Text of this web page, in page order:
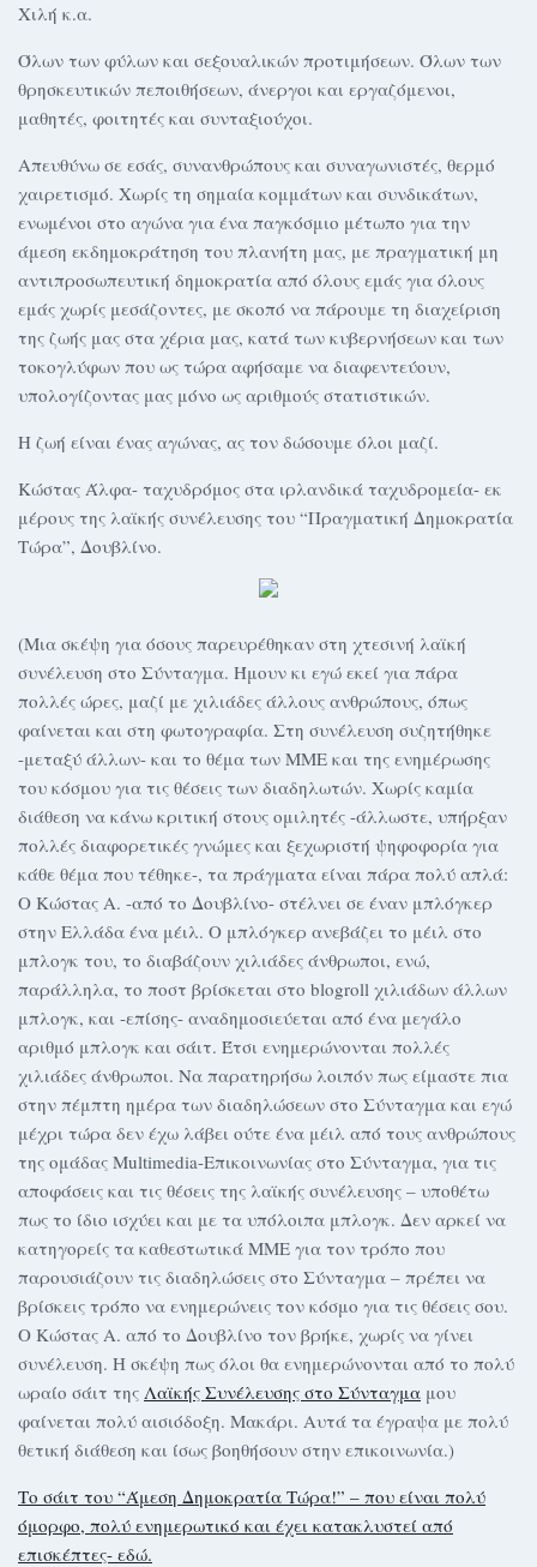
Χιλή κ.α.
Όλων των φύλων και σεξουαλικών προτιμήσεων. Όλων των
θρησκευτικών πεποιθήσεων, άνεργοι και εργαζόμενοι,
μαθητές, φοιτητές και συνταξιούχοι.
Απευθύνω σε εσάς, συνανθρώπους και συναγωνιστές, θερμό
χαιρετισμό. Χωρίς τη σημαία κομμάτων και συνδικάτων,
ενωμένοι στο αγώνα για ένα παγκόσμιο μέτωπο για την
άμεση εκδημοκράτηση του πλανήτη μας, με πραγματική μη
αντιπροσωπευτική δημοκρατία από όλους εμάς για όλους
εμάς χωρίς μεσάζοντες, με σκοπό να πάρουμε τη διαχείριση
της ζωής μας στα χέρια μας, κατά των κυβερνήσεων και των
τοκογλύφων που ως τώρα αφήσαμε να διαφεντεύουν,
υπολογίζοντας μας μόνο ως αριθμούς στατιστικών.
Η ζωή είναι ένας αγώνας, ας τον δώσουμε όλοι μαζί.
Κώστας Άλφα- ταχυδρόμος στα ιρλανδικά ταχυδρομεία- εκ
μέρους της λαϊκής συνέλευσης του “Πραγματική Δημοκρατία
Τώρα”, Δουβλίνο.
(Μια σκέψη για όσους παρευρέθηκαν στη χτεσινή λαϊκή
συνέλευση στο Σύνταγμα. Ήμουν κι εγώ εκεί για πάρα
πολλές ώρες, μαζί με χιλιάδες άλλους ανθρώπους, όπως
φαίνεται και στη φωτογραφία. Στη συνέλευση συζητήθηκε
-μεταξύ άλλων- και το θέμα των ΜΜΕ και της ενημέρωσης
του κόσμου για τις θέσεις των διαδηλωτών. Χωρίς καμία
διάθεση να κάνω κριτική στους ομιλητές -άλλωστε, υπήρξαν
πολλές διαφορετικές γνώμες και ξεχωριστή ψηφοφορία για
κάθε θέμα που τέθηκε-, τα πράγματα είναι πάρα πολύ απλά:
Ο Κώστας Α. -από το Δουβλίνο- στέλνει σε έναν μπλόγκερ
στην Ελλάδα ένα μέιλ. Ο μπλόγκερ ανεβάζει το μέιλ στο
μπλογκ του, το διαβάζουν χιλιάδες άνθρωποι, ενώ,
παράλληλα, το ποστ βρίσκεται στο blogroll χιλιάδων άλλων
μπλογκ, και -επίσης- αναδημοσιεύεται από ένα μεγάλο
αριθμό μπλογκ και σάιτ. Έτσι ενημερώνονται πολλές
χιλιάδες άνθρωποι. Να παρατηρήσω λοιπόν πως είμαστε πια
στην πέμπτη ημέρα των διαδηλώσεων στο Σύνταγμα και εγώ
μέχρι τώρα δεν έχω λάβει ούτε ένα μέιλ από τους ανθρώπους
της ομάδας Multimedia-Επικοινωνίας στο Σύνταγμα, για τις
αποφάσεις και τις θέσεις της λαϊκής συνέλευσης – υποθέτω
πως το ίδιο ισχύει και με τα υπόλοιπα μπλογκ. Δεν αρκεί να
κατηγορείς τα καθεστωτικά ΜΜΕ για τον τρόπο που
παρουσιάζουν τις διαδηλώσεις στο Σύνταγμα – πρέπει να
βρίσκεις τρόπο να ενημερώνεις τον κόσμο για τις θέσεις σου.
Ο Κώστας Α. από το Δουβλίνο τον βρήκε, χωρίς να γίνει
συνέλευση. Η σκέψη πως όλοι θα ενημερώνονται από το πολύ
ωραίο σάιτ της Λαϊκής Συνέλευσης στο Σύνταγμα μου
φαίνεται πολύ αισιόδοξη. Μακάρι. Αυτά τα έγραψα με πολύ
θετική διάθεση και ίσως βοηθήσουν στην επικοινωνία.)
Το σάιτ του “Άμεση Δημοκρατία Τώρα!” – που είναι πολύ
όμορφο, πολύ ενημερωτικό και έχει κατακλυστεί από
επισκέπτες- εδώ.